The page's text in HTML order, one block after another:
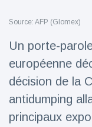
Voyage et aventure
Dernières
ë-
18
Source: AFP (Glomex)
Un porte-
européenne
décision de la
antidumping
principaux